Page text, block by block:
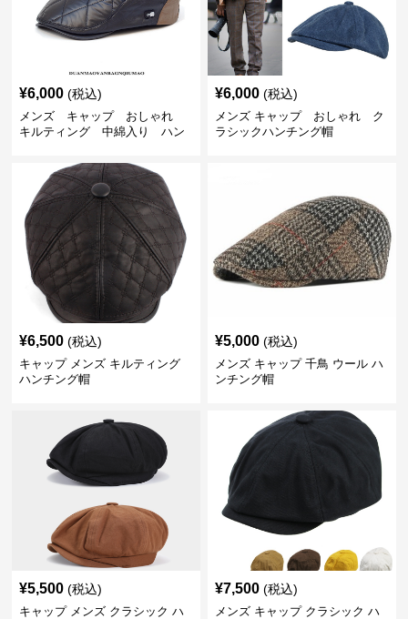
¥6,000 (税込)
メンズ キャップ おしゃれ
キルティング 中綿入り ハン
¥6,000 (税込)
メンズ キャップ おしゃれ ク
ラシックハンチング帽
¥6,500 (税込)
キャップ メンズ キルティング
ハンチング帽
¥5,000 (税込)
メンズ キャップ 千鳥 ウール ハ
ンチング帽
¥5,500 (税込)
キャップ メンズ クラシック ハ
¥7,500 (税込)
メンズ キャップ クラシック ハ